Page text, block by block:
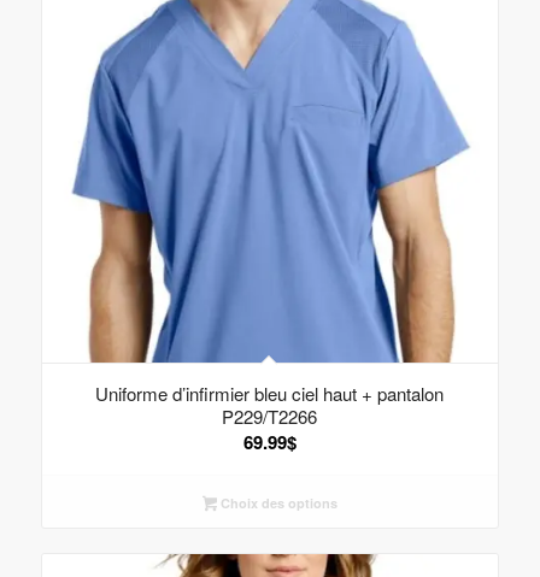
Uniforme d’infirmier bleu ciel haut + pantalon
P229/T2266
69.99$
Choix des options